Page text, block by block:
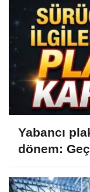
Yabancı
dönem: